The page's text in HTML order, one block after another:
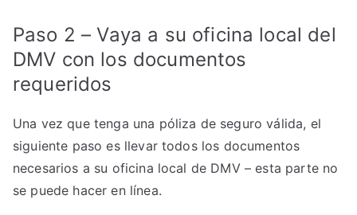
Paso 2 – Vaya a su oficina local del
DMV con los documentos
requeridos
Una vez que tenga una póliza de seguro válida, el
siguiente paso es llevar todos los documentos
necesarios a su oficina local de DMV – esta parte no
se puede hacer en línea.